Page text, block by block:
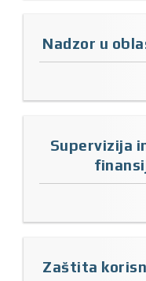
Nadzor u
Supervizija
Zaštita